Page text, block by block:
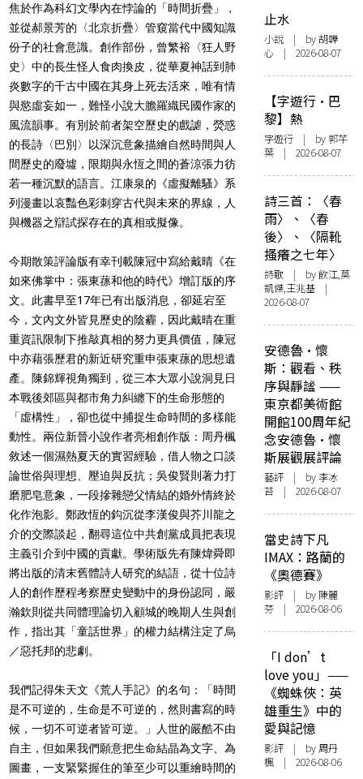
焦於作為科幻文學內在悖論的「時間折疊」，
並從郝景芳的〈北京折疊〉管窺當代中國知識
份子的社會意識。創作部份，曾繁裕〈狂人野
史〉中的長生怪人食肉換皮，從華夏神話到肺
炎數字的千古中國在其身上死去活來，唯有情
與慾虛妄如一，難怪小說大膽羅織民國作家的
風流韻事。有別於前者架空歷史的戲謔，熒惑
的長詩〈巴別〉以深沉意象描繪自然時間與人
間歷史的廢墟，限期與永恆之間的蒼涼張力彷
若一種沉默的語言。江康泉的《虛擬離騷》系
列漫畫以哀豔色彩刺穿古代與未來的界線，人
與機器之辯試探存在的真相或擬像。
今期散策評論版有幸刊載陳冠中寫給戴晴《在
如來佛掌中：張東蓀和他的時代》增訂版的序
文。此書早至17年已有出版消息，卻延宕至
今，文內文外皆見歷史的陰霾，因此戴晴在重
重資訊限制下推敲真相的努力更具價值，陳冠
中亦藉張歷君的新近研究重申張東蓀的思想遺
產。陳錦輝視角獨到，從三本大眾小說洞見日
本戰後郊區與都市角力糾纏下的生命形態的
「虛構性」，卻也從中捕捉生命時間的多樣能
動性。兩位新晉小說作者亮相創作版：周丹楓
敘述一個濕熱夏天的實習經驗，借人物之口談
論世俗與理想、壓迫與反抗；吳俊賢則著力打
磨肥皂意象，一段摻雜戀父情結的婚外情終於
化作泡影。鄭政恆的鈎沉從李漢俊與芥川龍之
介的交際談起，翻尋這位中共創黨成員把表現
主義引介到中國的貢獻。學術版先有陳煒舜即
將出版的清末舊體詩人研究的結語，從十位詩
人的創作歷程考察歷史變動中的身份認同，嚴
瀚欽則從共同體理論切入顧城的晚期人生與創
作，指出其「童話世界」的權力結構注定了烏
／惡托邦的悲劇。
我們記得朱天文《荒人手記》的名句：「時間
是不可逆的，生命是不可逆的，然則書寫的時
候，一切不可逆者皆可逆。」人世的嚴酷不由
自主，但如果我們願意把生命結晶為文字、為
圖畫，一支緊緊握住的筆至少可以重繪時間的
止水
小說 | by 胡韡
心 | 2026-08-07
【字遊行·巴
黎】熱
字遊行 | by 郭芊
葉 | 2026-08-07
詩三首：〈春
雨〉、〈春
後〉、〈隔靴
搔癢之七年〉
詩歌 | by 飲江,莫
凱傑,王兆基 |
2026-08-07
安德魯·懷
斯：觀看、秩
序與靜謐 ——
東京都美術館
開館100周年紀
念安德魯·懷
斯展觀展評論
藝評 | by 李冰
苔 | 2026-08-07
當史詩下凡
IMAX：路蘭的
《奧德賽》
影評 | by 陳麗
芬 | 2026-08-06
「I don’t
love you」——
《蜘蛛俠：英
雄重生》中的
愛與記憶
影評 | by周丹
楓 | 2026-08-06